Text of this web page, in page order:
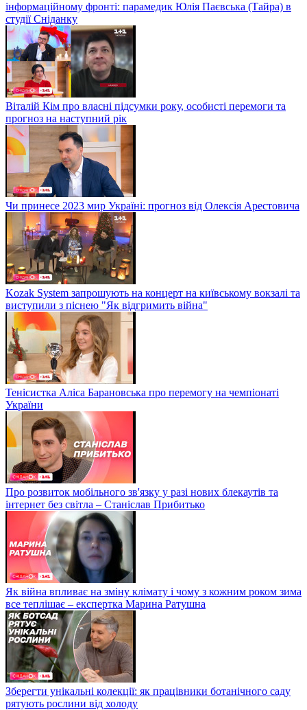
інформаційному фронті: парамедик Юлія Паєвська (Тайра) в
студії Сніданку
Віталій Кім про власні підсумки року, особисті перемоги та
прогноз на наступний рік
Чи принесе 2023 мир Україні: прогноз від Олексія Арестовича
Kozak System запрошують на концерт на київському вокзалі та
виступили з піснею "Як відгримить війна"
Тенісистка Аліса Барановська про перемогу на чемпіонаті
України
Про розвиток мобільного зв'язку у разі нових блекаутів та
інтернет без світла – Станіслав Прибитько
Як війна впливає на зміну клімату і чому з кожним роком зима
все теплішає – експертка Марина Ратушна
Зберегти унікальні колекції: як працівники ботанічного саду
рятують рослини від холоду